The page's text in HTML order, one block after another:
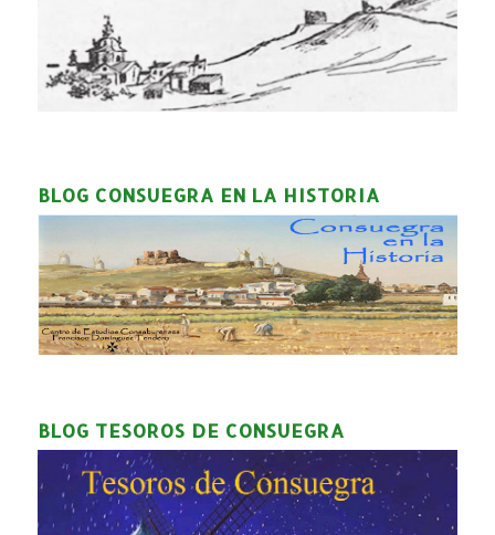
BLOG CONSUEGRA EN LA HISTORIA
BLOG TESOROS DE CONSUEGRA